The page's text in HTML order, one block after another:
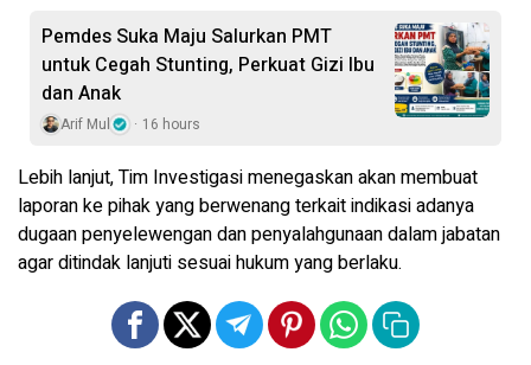
Pemdes Suka Maju Salurkan PMT
untuk Cegah Stunting, Perkuat Gizi Ibu
dan Anak
Arif Mul 16 hours
Lebih lanjut, Tim Investigasi menegaskan akan membuat
laporan ke pihak yang berwenang terkait indikasi adanya
dugaan penyelewengan dan penyalahgunaan dalam jabatan
agar ditindak lanjuti sesuai hukum yang berlaku.